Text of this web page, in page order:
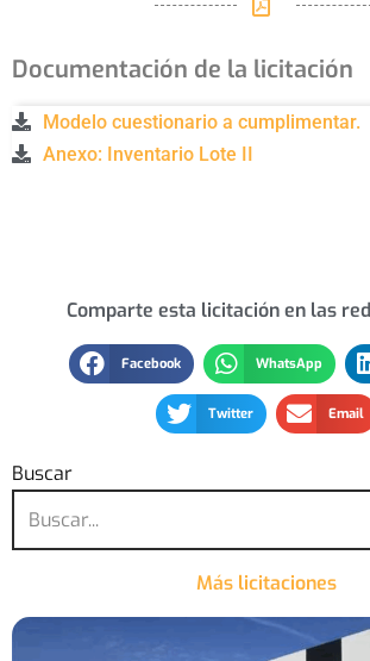
Documentación de la licitación
Modelo cuestionario a cumplimentar.
Anexo: Inventario Lote II
Comparte esta licitación en las
Facebook WhatsApp
Twitter Email
Buscar
Más licitaciones